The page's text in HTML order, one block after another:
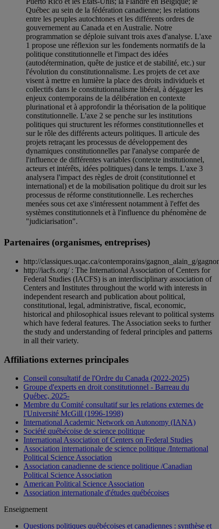
Québec au sein de la fédération canadienne; les relations
entre les peuples autochtones et les différents ordres de
gouvernement au Canada et en Australie. Notre
programmation se déploie suivant trois axes d'analyse. L'axe
1 propose une réflexion sur les fondements normatifs de la
politique constitutionnelle et l'impact des idées
(autodétermination, quête de justice et de stabilité, etc.) sur
l'évolution du constitutionnalisme. Les projets de cet axe
visent à mettre en lumière la place des droits individuels et
collectifs dans le constitutionnalisme libéral, à dégager les
enjeux contemporains de la délibération en contexte
plurinational et à approfondir la théorisation de la politique
constitutionnelle. L'axe 2 se penche sur les institutions
politiques qui structurent les réformes constitutionnelles et
sur le rôle des différents acteurs politiques. Il articule des
projets retraçant les processus de développement des
dynamiques constitutionnelles par l'analyse comparée de
l'influence de différentes variables (contexte institutionnel,
acteurs et intérêts, idées politiques) dans le temps. L'axe 3
analysera l'impact des règles de droit (constitutionnel et
international) et de la mobilisation politique du droit sur les
processus de réforme constitutionnelle. Les recherches
menées sous cet axe s'intéressent notamment à l'effet des
systèmes constitutionnels et à l'influence du phénomène de
"judiciarisation".
Partenaires (organismes, entreprises)
http://classiques.uqac.ca/contemporains/gagnon_alain_g/
http://iacfs.org/ : The International Association of Centers for
Federal Studies (IACFS) is an interdisciplinary association of
Centers and Institutes throughout the world with interests in
independent research and publication about political,
constitutional, legal, administrative, fiscal, economic,
historical and philosophical issues relevant to political systems
which have federal features. The Association seeks to further
the study and understanding of federal principles and patterns
in all their variety.
Affiliations externes principales
Conseil consultatif de l'Ordre du Canada (2022-2025)
Groupe d'experts en droit constitutionnel - Barreau du
Québec, 2025-
Membre du Comité consultatif sur les relations externes de
l'Université McGill (1996-1998)
International Academic Network on Autonomy (IANA)
Société québécoise de science politique
International Association of Centers on Federal Studies
Association internationale de science politique /International
Political Science Association
Association canadienne de science politique /Canadian
Political Science Association
American Political Science Association
Association internationale d'études québécoises
Enseignement
Questions politiques québécoises et canadiennes : synthèse et